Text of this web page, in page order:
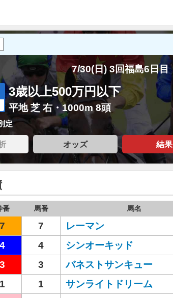
7/30(日) 3回福島6日目
3歳以上500万円以下
平地 芝 右・1000m 8頭
定
オッズ 結果
番 馬番 馬名
7 7 レーマン
4 4 シンオーキッド
3 3 バネストサンキュー
1 1 サンライトドリーム